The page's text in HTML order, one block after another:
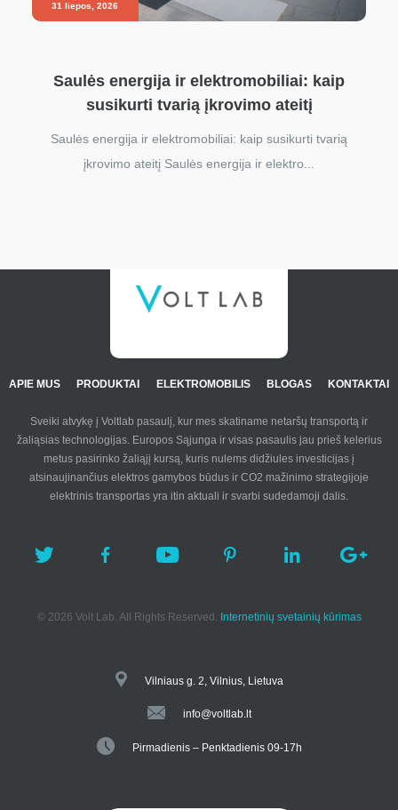
31 liepos, 2026
Saulės energija ir elektromobiliai: kaip
susikurti tvarią įkrovimo ateitį
Saulės energija ir elektromobiliai: kaip susikurti tvarią
įkrovimo ateitį Saulės energija ir elektro...
APIE MUS PRODUKTAI ELEKTROMOBILIS BLOGAS KONTAKTAI
Sveiki atvykę į Voltlab pasaulį, kur mes skatiname netaršų transportą ir
žaliąsias technologijas. Europos Sąjunga ir visas pasaulis jau prieš kelerius
metus pasirinko žaliąjį kursą, kuris nulems didžiules investicijas į
atsinaujinančius elektros gamybos būdus ir CO2 mažinimo strategijoje
elektrinis transportas yra itin aktuali ir svarbi sudedamoji dalis.
© 2026 Volt Lab. All Rights Reserved. Internetinių svetainių kūrimas
Vilniaus g. 2, Vilnius, Lietuva
info@voltlab.lt
Pirmadienis – Penktadienis 09-17h